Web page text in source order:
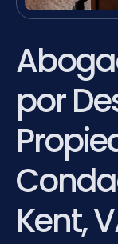
por
Kent,